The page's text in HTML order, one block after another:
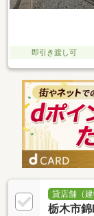
即引き渡し可
貸店舗（建
栃木市錦